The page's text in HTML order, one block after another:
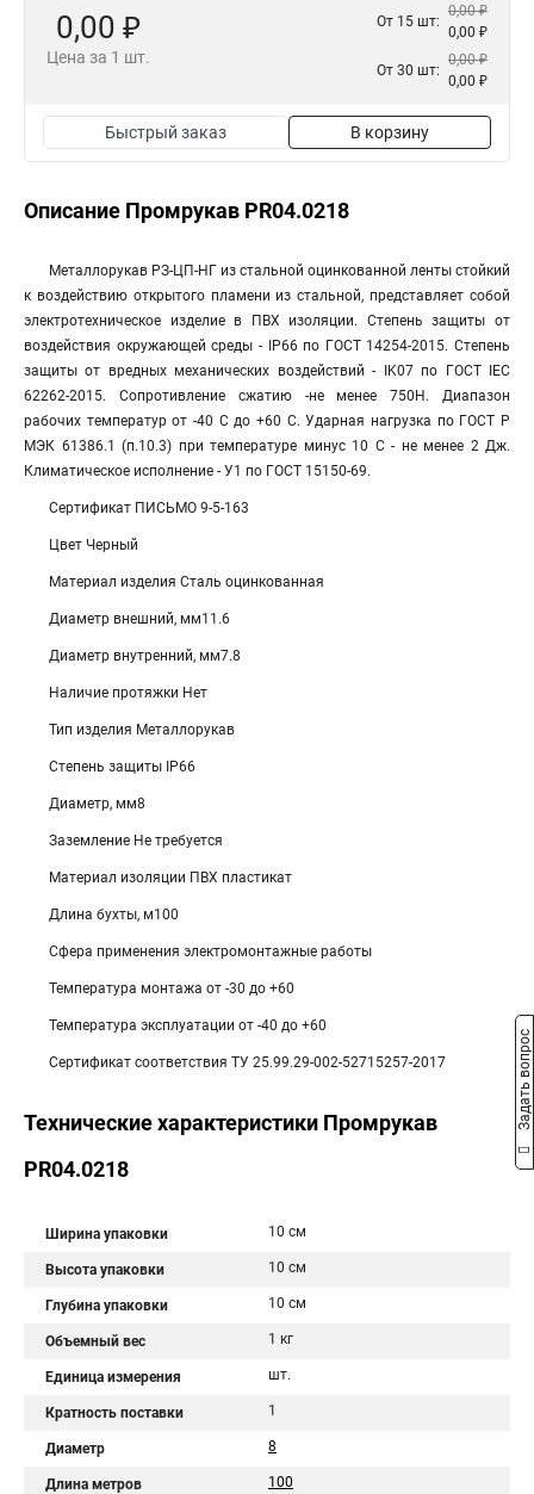
0,00 ₽
Цена за 1 шт.
От 15 шт:
0,00 ₽
0,00 ₽
От 30 шт:
0,00 ₽
0,00 ₽
Быстрый заказ В корзину
Описание Промрукав PR04.0218
Металлорукав РЗ-ЦП-НГ из стальной оцинкованной ленты стойкий
к воздействию открытого пламени из стальной, представляет собой
электротехническое изделие в ПВХ изоляции. Степень защиты от
воздействия окружающей среды - IP66 по ГОСТ 14254-2015. Степень
защиты от вредных механических воздействий - IK07 по ГОСТ IEC
62262-2015. Сопротивление сжатию -не менее 750Н. Диапазон
рабочих температур от -40 С до +60 С. Ударная нагрузка по ГОСТ Р
МЭК 61386.1 (п.10.3) при температуре минус 10 С - не менее 2 Дж.
Климатическое исполнение - У1 по ГОСТ 15150-69.
Сертификат ПИСЬМО 9-5-163
Цвет Черный
Материал изделия Сталь оцинкованная
Диаметр внешний, мм11.6
Диаметр внутренний, мм7.8
Наличие протяжки Нет
Тип изделия Металлорукав
Степень защиты IP66
Диаметр, мм8
Заземление Не требуется
Материал изоляции ПВХ пластикат
Длина бухты, м100
Сфера применения электромонтажные работы
Температура монтажа от -30 до +60
Температура эксплуатации от -40 до +60
Сертификат соответствия ТУ 25.99.29-002-52715257-2017
Технические характеристики Промрукав
PR04.0218
Ширина упаковки 10 см
Высота упаковки 10 см
Глубина упаковки 10 см
Объемный вес 1 кг
Единица измерения шт.
Кратность поставки 1
Диаметр 8
Длина метров 100
Задать вопрос